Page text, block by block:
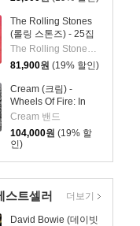
The Rolling Stones
(롤링 스톤즈) - 25집
Foreign Tongues
[2LP]
The Rolling Stones 밴드
81,900원 (19% 할인)
Cream (크림) -
Wheels Of Fire: In
The Studio [3LP]
Cream 밴드
104,000원 (19% 할
인)
스트셀러
David Bowie (데이빗
더보기